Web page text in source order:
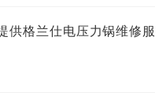
供格兰仕电压力锅维修服